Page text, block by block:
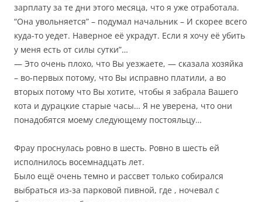
зарплату за те дни этого месяца, что я уже отработала.
“Она увольняется” – подумал начальник – И скорее всего
куда-то уедет. Наверное её украдут. Если я хочу её убить
у меня есть от силы сутки”…
— Это очень плохо, что Вы уезжаете, — сказала хозяйка
– во-первых потому, что Вы исправно платили, а во
вторых потому что Вы хотите, чтобы я забрала Вашего
кота и дурацкие старые часы… Я не уверена, что они
понадобятся моему следующему постояльцу…
Фрау проснулась ровно в шесть. Ровно в шесть ей
исполнилось восемнадцать лет.
Было ещё очень темно и рассвет только собирался
выбраться из-за парковой пивной, где , ночевал с